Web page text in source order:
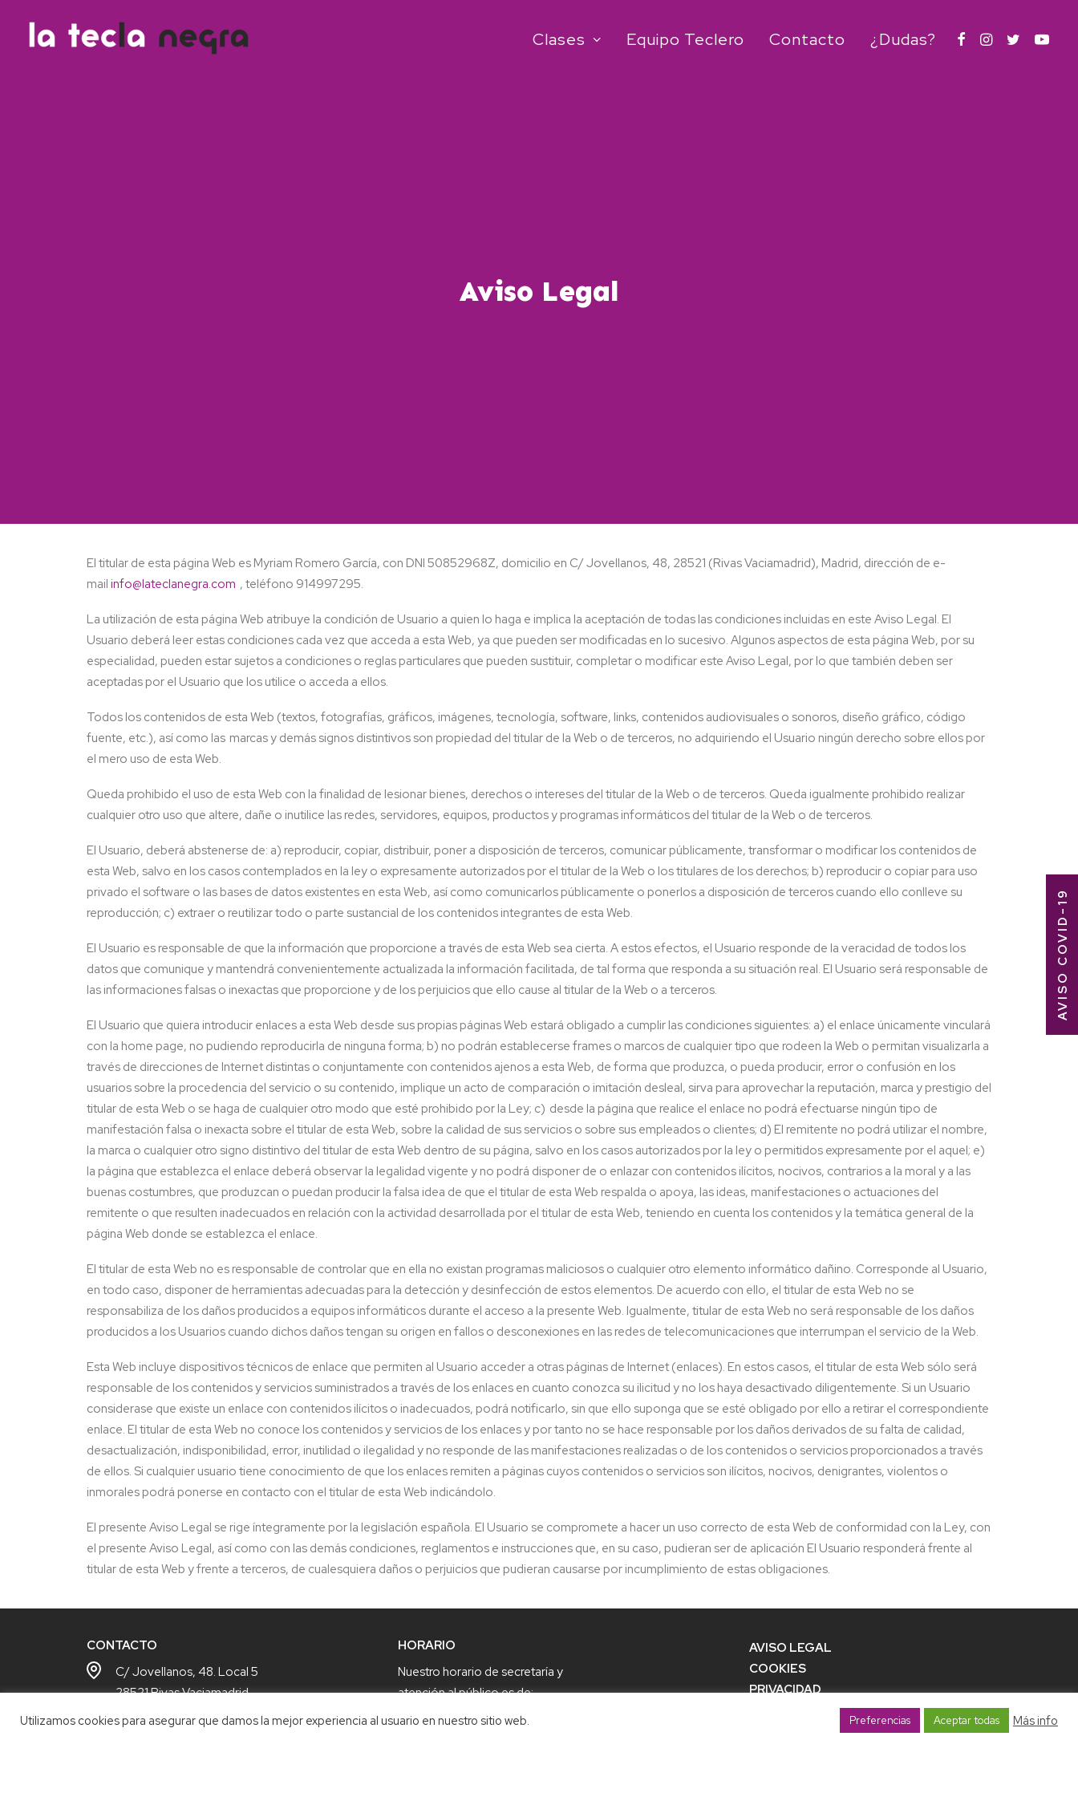
Clases Equipo Teclero Contacto ¿Dudas?
Aviso Legal
El titular de esta página Web es Myriam Romero García, con DNI 50852968Z, domicilio en C/ Jovellanos, 48, 28521 (RivasVaciamadrid), Madrid, dirección de e-
mail info@lateclanegra.com , teléfono 914997295.
La utilización de esta página Web atribuye la condición de Usuario a quien lo haga e implica la aceptación de todas las condiciones incluidas en este Aviso Legal. El
Usuario deberá leer estas condiciones cada vez que acceda a esta Web, ya que pueden ser modificadas en lo sucesivo. Algunos aspectos de esta página Web, por su
especialidad, pueden estar sujetos a condiciones o reglas particulares que pueden sustituir, completar o modificar este Aviso Legal, por lo que también deben ser
aceptadas por el Usuario que los utilice o acceda a ellos.
Todos los contenidos de esta Web (textos, fotografías, gráficos, imágenes, tecnología, software, links, contenidos audiovisuales o sonoros, diseño gráfico, código
fuente, etc.), así como las marcasy demás signos distintivos son propiedad del titular de la Web o de terceros, no adquiriendo el Usuario ningún derecho sobre ellos por
el mero uso de esta Web.
Queda prohibido el uso de esta Web con la finalidad de lesionar bienes, derechos o intereses del titular de la Web o de terceros. Queda igualmente prohibido realizar
cualquier otro uso que altere, dañe o inutilice las redes, servidores, equipos, productos y programas informáticos del titular de la Web o de terceros.
El Usuario, deberá abstenerse de: a) reproducir, copiar, distribuir, poner a disposición de terceros, comunicar públicamente, transformar o modificar los contenidos de
esta Web, salvo en los casos contemplados en la ley o expresamente autorizados por el titular de la Web o los titulares de los derechos; b) reproducir o copiar para uso
privado el software o las bases de datos existentes en esta Web, así como comunicarlos públicamente o ponerlos a disposición de terceros cuando ello conlleve su
reproducción; c) extraer o reutilizar todo o parte sustancial de los contenidos integrantes de esta Web.
El Usuario es responsable de que la información que proporcione a través de esta Web sea cierta. A estos efectos, el Usuario responde de la veracidad de todos los
datos que comunique y mantendrá convenientemente actualizada la información facilitada, de tal forma que responda a su situación real. El Usuario será responsable de
las informaciones falsas o inexactas que proporcione y de los perjuicios que ello cause al titular de la Web o a terceros.
El Usuario que quiera introducir enlaces a esta Web desde sus propias páginas Web estará obligado a cumplir las condiciones siguientes: a) el enlace únicamente vinculará
con la home page, no pudiendo reproducirla de ninguna forma; b) no podrán establecerse frames o marcos de cualquier tipo que rodeen la Web o permitan visualizarla a
través de direcciones de Internet distintas o conjuntamente con contenidos ajenos a esta Web, de forma que produzca, o pueda producir, error o confusión en los
usuarios sobre la procedencia del servicio o su contenido, implique un acto de comparación o imitación desleal, sirva para aprovechar la reputación, marca y prestigio del
titular de esta Web o se haga de cualquier otro modo que esté prohibido por la Ley; c) desde la página que realice el enlace no podrá efectuarse ningún tipo de
manifestación falsa o inexacta sobre el titular de esta Web, sobre la calidad de sus servicios o sobre sus empleados o clientes; d) El remitente no podrá utilizar el nombre,
la marca o cualquier otro signo distintivo del titular de esta Web dentro de su página, salvo en los casos autorizados por la ley o permitidos expresamente por el aquel; e)
la página que establezca el enlace deberá observar la legalidad vigente y no podrá disponer de o enlazar con contenidos ilícitos, nocivos, contrarios a la moral y a las
buenas costumbres, que produzcan o puedan producir la falsa idea de que el titular de esta Web respalda o apoya, las ideas, manifestaciones o actuaciones del
remitente o que resulten inadecuados en relación con la actividad desarrollada por el titular de esta Web, teniendo en cuenta los contenidos y la temática general de la
página Web donde se establezca el enlace.
El titular de esta Web no es responsable de controlar que en ella no existan programas maliciosos o cualquier otro elemento informático dañino. Corresponde al Usuario,
en todo caso, disponer de herramientas adecuadas para la detección y desinfección de estos elementos. De acuerdo con ello, el titular de esta Web no se
responsabiliza de los daños producidos a equipos informáticos durante el acceso a la presente Web. Igualmente, titular de esta Web no será responsable de los daños
producidos a los Usuarios cuando dichos daños tengan su origen en fallos o desconexiones en las redes de telecomunicaciones que interrumpan el servicio de la Web.
Esta Web incluye dispositivos técnicos de enlace que permiten al Usuario acceder a otras páginas de Internet (enlaces). En estos casos, el titular de esta Web sólo será
responsable de los contenidos y servicios suministrados a través de los enlaces en cuanto conozca su ilicitud y no los haya desactivado diligentemente. Si un Usuario
considerase que existe un enlace con contenidos ilícitos o inadecuados, podrá notificarlo, sin que ello suponga que se esté obligado por ello a retirar el correspondiente
enlace. El titular de esta Web no conoce los contenidos y servicios de los enlaces y por tanto no se hace responsable por los daños derivados de su falta de calidad,
desactualización, indisponibilidad, error, inutilidad o ilegalidad y no responde de las manifestaciones realizadas o de los contenidos o servicios proporcionados a través
de ellos. Si cualquier usuario tiene conocimiento de que los enlaces remiten a páginas cuyos contenidos o servicios son ilícitos, nocivos, denigrantes, violentos o
inmorales podrá ponerse en contacto con el titular de esta Web indicándolo.
El presente Aviso Legal se rige íntegramente por la legislación española. El Usuario se compromete a hacer un uso correcto de esta Web de conformidad con la Ley, con
el presente Aviso Legal, así como con las demás condiciones, reglamentos e instrucciones que, en su caso, pudieran ser de aplicación El Usuario responderá frente al
titular de esta Web y frente a terceros, de cualesquiera daños o perjuicios que pudieran causarse por incumplimiento de estas obligaciones.
AVISO COVID-19
CONTACTO
C/ Jovellanos, 48. Local 5
28521 Rivas Vaciamadrid
91 499 72 95
HORARIO
Nuestro horario de secretaría y
atención al público es de:
Lunes a Viernes
AVISO LEGAL
COOKIES
PRIVACIDAD
Utilizamos cookies para asegurar que damos la mejor experiencia al usuario en nuestro sitio web. Preferencias Aceptar todas Más info